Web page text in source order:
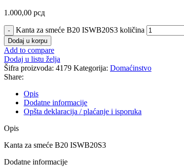
1.000,00 рсд
Kanta za smeće B20 ISWB20S3 količina
Dodaj u korpu
Add to compare
Dodaj u listu želja
Šifra proizvoda: 4179 Kategorija: Domaćinstvo
Share:
Opis
Dodatne informacije
Opšta deklaracija / plaćanje i isporuka
Opis
Kanta za smeće B20 ISWB20S3
Dodatne informacije